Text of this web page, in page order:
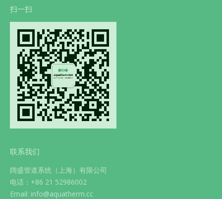
扫一扫
联系我们
阔盛管道系统（上海）有限公司
电话：+86 21 52986002
Email: info@aquatherm.cc